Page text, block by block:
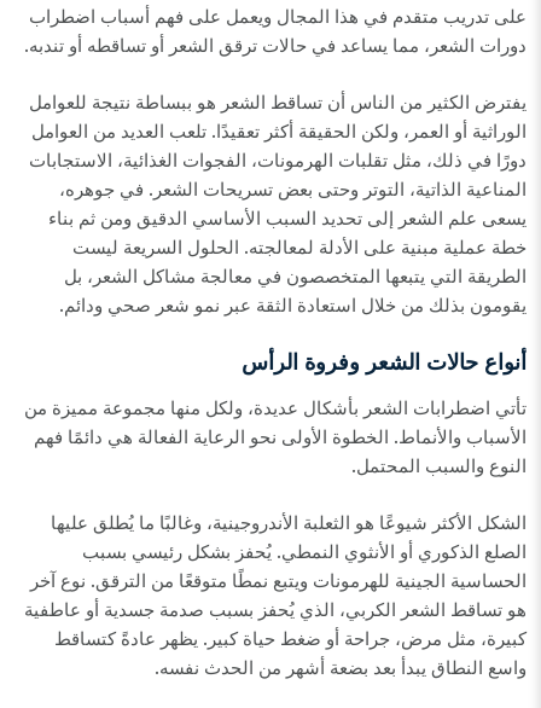
على تدريب متقدم في هذا المجال ويعمل على فهم أسباب اضطراب
دورات الشعر، مما يساعد في حالات ترقق الشعر أو تساقطه أو تندبه.
يفترض الكثير من الناس أن تساقط الشعر هو ببساطة نتيجة للعوامل
الوراثية أو العمر، ولكن الحقيقة أكثر تعقيدًا. تلعب العديد من العوامل
دورًا في ذلك، مثل تقلبات الهرمونات، الفجوات الغذائية، الاستجابات
المناعية الذاتية، التوتر وحتى بعض تسريحات الشعر. في جوهره،
يسعى علم الشعر إلى تحديد السبب الأساسي الدقيق ومن ثم بناء
خطة عملية مبنية على الأدلة لمعالجته. الحلول السريعة ليست
الطريقة التي يتبعها المتخصصون في معالجة مشاكل الشعر، بل
يقومون بذلك من خلال استعادة الثقة عبر نمو شعر صحي ودائم.
أنواع حالات الشعر وفروة الرأس
تأتي اضطرابات الشعر بأشكال عديدة، ولكل منها مجموعة مميزة من
الأسباب والأنماط. الخطوة الأولى نحو الرعاية الفعالة هي دائمًا فهم
النوع والسبب المحتمل.
الشكل الأكثر شيوعًا هو الثعلبة الأندروجينية، وغالبًا ما يُطلق عليها
الصلع الذكوري أو الأنثوي النمطي. يُحفز بشكل رئيسي بسبب
الحساسية الجينية للهرمونات ويتبع نمطًا متوقعًا من الترقق. نوع آخر
هو تساقط الشعر الكربي، الذي يُحفز بسبب صدمة جسدية أو عاطفية
كبيرة، مثل مرض، جراحة أو ضغط حياة كبير. يظهر عادةً كتساقط
واسع النطاق يبدأ بعد بضعة أشهر من الحدث نفسه.